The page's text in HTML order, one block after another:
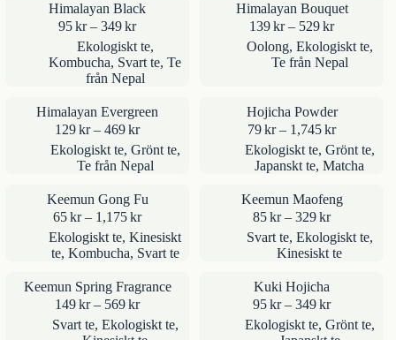
Himalayan Black
95kr – 349krPrisintervall:
95kr
till
349kr
Ekologiskt te,
Kombucha, Svart te, Te
från Nepal
Himalayan Bouquet
139kr – 529kr
139kr
till
529kr
Oolong, Ekologiskt te,
Te från Nepal
Himalayan Evergreen
129kr – 469krPrisintervall:
129kr
till
469kr
Ekologiskt te, Grönt te,
Te från Nepal
Hojicha Powder
79kr – 1,745kr
79kr
till
Ekologiskt te, Grönt te,
Japanskt te, Matcha
Keemun Gong Fu
65kr – 1,175krPrisintervall:
65kr
till
Ekologiskt te, Kinesiskt
te, Kombucha, Svart te
Keemun Maofeng
85kr – 329kr
85kr
till
Svart te, Ekologiskt te,
Kinesiskt te
Keemun Spring Fragrance
149kr – 569krPrisintervall:
149kr
till
Svart te, Ekologiskt te,
Kuki Hojicha
95kr – 349kr
95kr
till
Ekologiskt te, Grönt te,